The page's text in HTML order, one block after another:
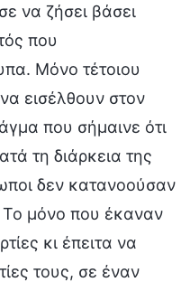
να ζήσει βάσει
που
Μόνο τέτοιου
εισέλθουν στον
που σήμαινε ότι
τη διάρκεια της
δεν κατανοούσαν
Το μόνο που έκαναν
κι έπειτα να
τους, σε έναν